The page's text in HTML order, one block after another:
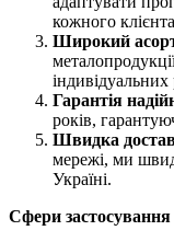
кожного
Широкий
індивідуальних
Гарантія
років,
Швидка
мережі, ми
Україні.
Сфери